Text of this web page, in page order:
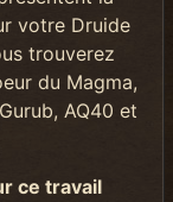
votre Druide
trouverez
du Magma,
AQ40 et
ce travail